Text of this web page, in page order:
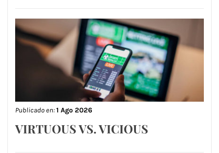
Publicado en:1 Ago 2026
VIRTUOUS VS. VICIOUS